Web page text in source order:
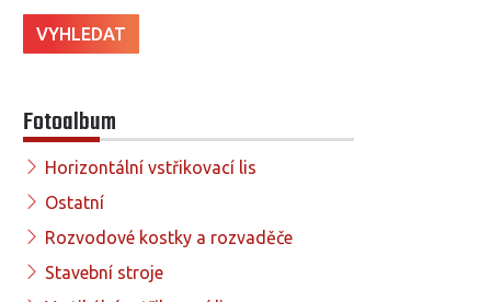
Fotoalbum
Horizontální vstřikovací lis
Ostatní
Rozvodové kostky a rozvaděče
Stavební stroje